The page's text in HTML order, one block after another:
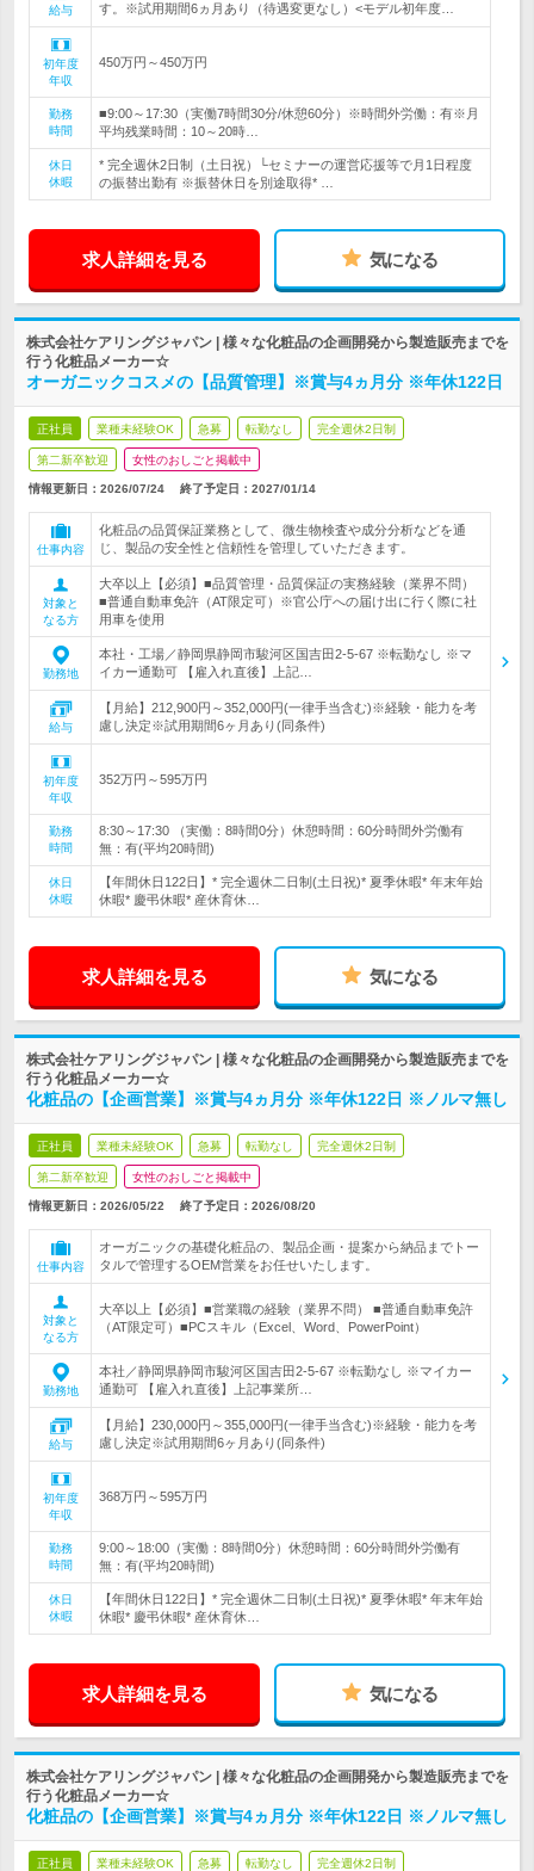
給与
す。※試用期間6ヵ月あり（待遇変更なし）<モデル初年度…
初年度
年収
450万円～450万円
勤務
時間
■9:00～17:30（実働7時間30分/休憩60分）※時間外労働：有※月
平均残業時間：10～20時…
休日
休暇
* 完全週休2日制（土日祝）└セミナーの運営応援等で月1日程度
の振替出勤有 ※振替休日を別途取得* …
求人詳細を見る 気になる
株式会社ケアリングジャパン | 様々な化粧品の企画開発から製造販売までを
行う化粧品メーカー☆
オーガニックコスメの【品質管理】※賞与4ヵ月分 ※年休122日
正社員 業種未経験OK 急募 転勤なし 完全週休2日制
第二新卒歓迎 女性のおしごと掲載中
情報更新日：2026/07/24 終了予定日： 2027/01/14
仕事内容
化粧品の品質保証業務として、微生物検査や成分分析などを通
じ、製品の安全性と信頼性を管理していただきます。
対象と
なる方
大卒以上【必須】■品質管理・品質保証の実務経験（業界不問）
■普通自動車免許（AT限定可）※官公庁への届け出に行く際に社
用車を使用
勤務地
本社・工場／静岡県静岡市駿河区国吉田2-5-67 ※転勤なし ※マ
イカー通勤可 【雇入れ直後】上記…
給与
【月給】212,900円～352,000円(一律手当含む)※経験・能力を考
慮し決定※試用期間6ヶ月あり(同条件)
初年度
年収
352万円～595万円
勤務
時間
8:30～17:30 （実働：8時間0分）休憩時間：60分時間外労働有
無：有(平均20時間)
休日
休暇
【年間休日122日】* 完全週休二日制(土日祝)* 夏季休暇* 年末年始
休暇* 慶弔休暇* 産休育休…
求人詳細を見る 気になる
株式会社ケアリングジャパン | 様々な化粧品の企画開発から製造販売までを
行う化粧品メーカー☆
化粧品の【企画営業】※賞与4ヵ月分 ※年休122日 ※ノルマ無し
正社員 業種未経験OK 急募 転勤なし 完全週休2日制
第二新卒歓迎 女性のおしごと掲載中
情報更新日：2026/05/22 終了予定日： 2026/08/20
仕事内容
オーガニックの基礎化粧品の、製品企画・提案から納品までトー
タルで管理するOEM営業をお任せいたします。
対象と
なる方
大卒以上【必須】■営業職の経験（業界不問） ■普通自動車免許
（AT限定可）■PCスキル（Excel、Word、PowerPoint）
勤務地
本社／静岡県静岡市駿河区国吉田2-5-67 ※転勤なし ※マイカー
通勤可 【雇入れ直後】上記事業所…
給与
【月給】230,000円～355,000円(一律手当含む)※経験・能力を考
慮し決定※試用期間6ヶ月あり(同条件)
初年度
年収
368万円～595万円
勤務
時間
9:00～18:00（実働：8時間0分）休憩時間：60分時間外労働有
無：有(平均20時間)
休日
休暇
【年間休日122日】* 完全週休二日制(土日祝)* 夏季休暇* 年末年始
休暇* 慶弔休暇* 産休育休…
求人詳細を見る 気になる
株式会社ケアリングジャパン | 様々な化粧品の企画開発から製造販売までを
行う化粧品メーカー☆
化粧品の【企画営業】※賞与4ヵ月分 ※年休122日 ※ノルマ無し
正社員 業種未経験OK 急募 転勤なし 完全週休2日制